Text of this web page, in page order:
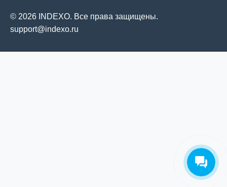
© 2026 INDEXO. Все права защищены.
support@indexo.ru